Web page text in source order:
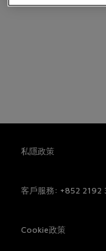
私隱政策
客戶服務: +852 2192
Cookie政策